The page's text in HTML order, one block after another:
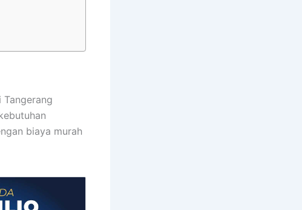
biaya murah